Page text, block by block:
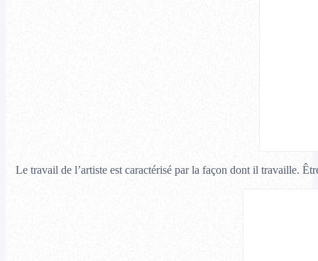
Le travail de l’artiste est caractérisé par la façon dont il travaille.